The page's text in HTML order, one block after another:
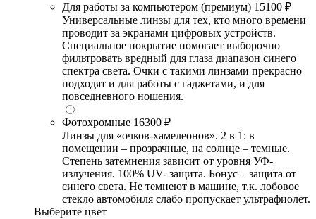
Для работы за компьютером (премиум) 15100 ₽
Универсальные линзы для тех, кто много времени
проводит за экранами цифровых устройств.
Специальное покрытие помогает выборочно
фильтровать вредный для глаза диапазон синего
спектра света. Очки с такими линзами прекрасно
подходят и для работы с гаджетами, и для
повседневного ношения.
Фотохромные 16300 ₽
Линзы для «очков-хамелеонов». 2 в 1: в
помещении – прозрачные, на солнце – темные.
Степень затемнения зависит от уровня УФ-
излучения. 100% UV- защита. Бонус – защита от
синего света. Не темнеют в машине, т.к. лобовое
стекло автомобиля слабо пропускает ультрафиолет.
Выберите цвет